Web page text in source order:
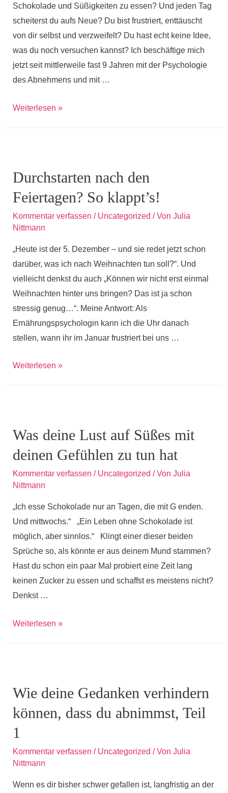
Schokolade und Süßigkeiten zu essen? Und jeden Tag
scheiterst du aufs Neue? Du bist frustriert, enttäuscht
von dir selbst und verzweifelt? Du hast echt keine Idee,
was du noch versuchen kannst? Ich beschäftige mich
jetzt seit mittlerweile fast 9 Jahren mit der Psychologie
des Abnehmens und mit …
5
noch
nicht
geschafft
hast
den
Süßigkeiten
kommen
Weiterlesen »
Durchstarten nach den
Feiertagen? So klappt’s!
Kommentar verfassen / Uncategorized / Von Julia
Nittmann
„Heute ist der 5. Dezember – und sie redet jetzt schon
darüber, was ich nach Weihnachten tun soll?“. Und
vielleicht denkst du auch „Können wir nicht erst einmal
Weihnachten hinter uns bringen? Das ist ja schon
stressig genug…“. Meine Antwort: Als
Ernährungspsychologin kann ich die Uhr danach
stellen, wann ihr im Januar frustriert bei uns …
Durchstarten
klappt’s!
Weiterlesen »
Was deine Lust auf Süßes mit
deinen Gefühlen zu tun hat
Kommentar verfassen / Uncategorized / Von Julia
Nittmann
„Ich esse Schokolade nur an Tagen, die mit G enden.
Und mittwochs.“ „Ein Leben ohne Schokolade ist
möglich, aber sinnlos.“ Klingt einer dieser beiden
Sprüche so, als könnte er aus deinem Mund stammen?
Hast du schon ein paar Mal probiert eine Zeit lang
keinen Zucker zu essen und schaffst es meistens nicht?
Denkst …
Was
mit
deinen
Gefühlen
tun
Weiterlesen »
Wie deine Gedanken verhindern
können, dass du abnimmst, Teil
1
Kommentar verfassen / Uncategorized / Von Julia
Nittmann
Wenn es dir bisher schwer gefallen ist, langfristig an der